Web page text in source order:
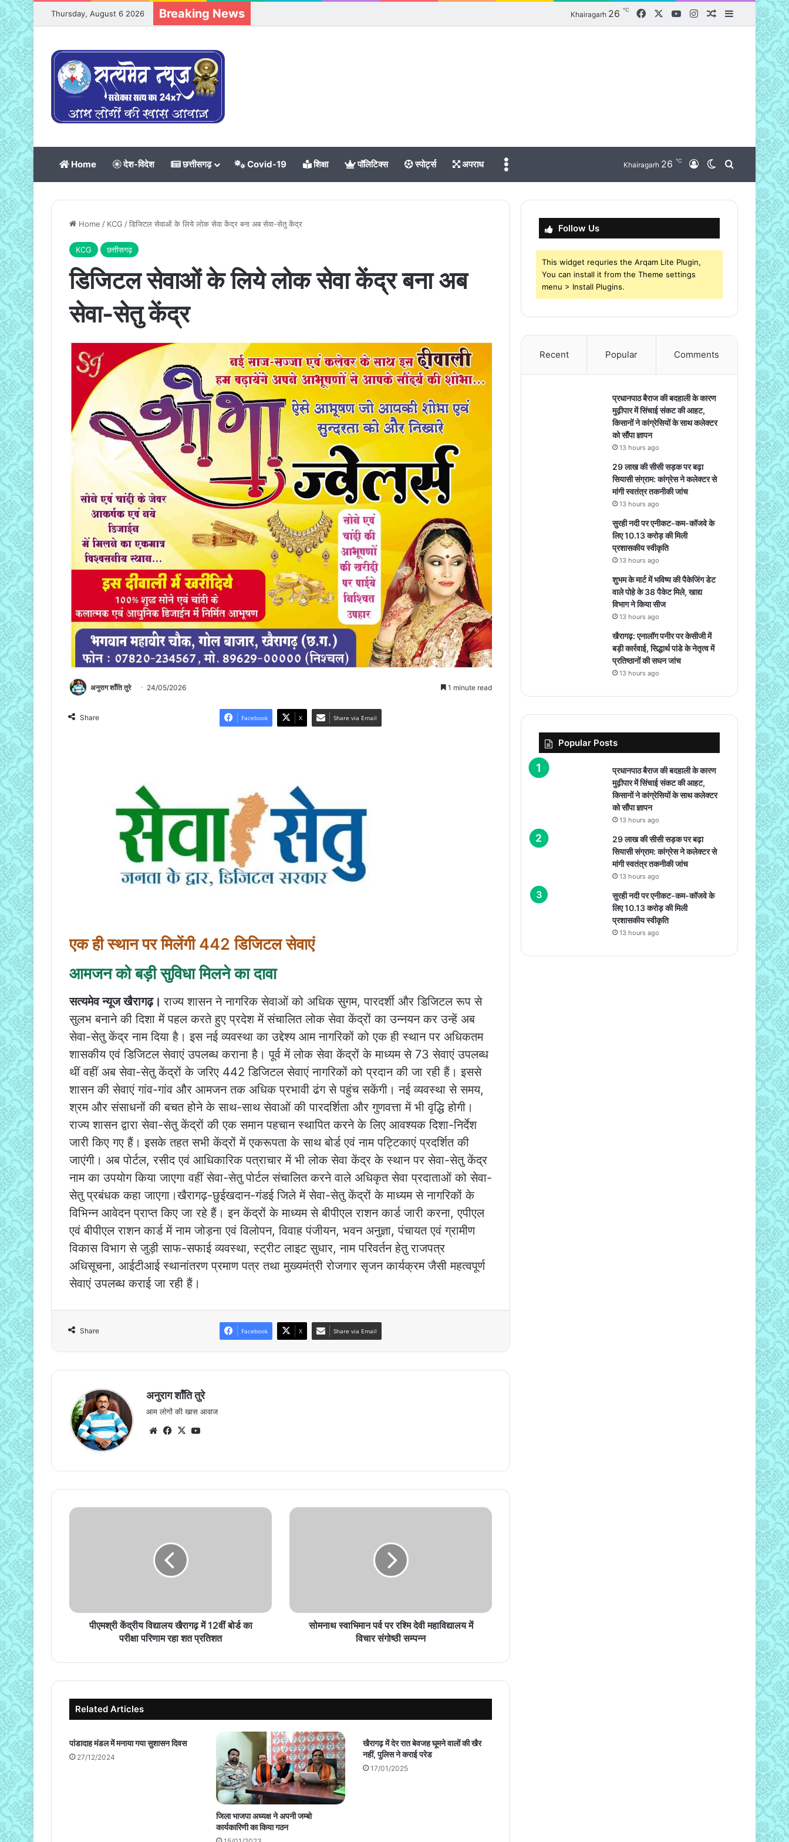
Thursday, August 6 2026 Breaking News Khairagarh 26 ℃ FacebookYouTubeInstagramRandom Article
Sidebar
Home देश-विदेश छत्तीसगढ़ Covid-19 शिक्षा पॉलिटिक्स स्पोर्ट्स अपराध Khairagarh 26 ℃ Log InSwitch skin
Search for
Home / KCG /डिजिटल सेवाओं के लिये लोक सेवा केंद्र बना अब सेवा-सेतु केंद्र
KCG छत्तीसगढ़
डिजिटल सेवाओं के लिये लोक सेवा केंद्र बना अब
सेवा-सेतु केंद्र
अनुराग शाँति तुरे 24/05/2026 1 minute read
Share Facebook X Share via Email
एक ही स्थान पर मिलेंगी 442 डिजिटल सेवाएं
आमजन को बड़ी सुविधा मिलने का दावा
सत्यमेव न्यूज खैरागढ़।राज्य शासन ने नागरिक सेवाओं को अधिक सुगम, पारदर्शी और डिजिटल रूप से
सुलभ बनाने की दिशा में पहल करते हुए प्रदेश में संचालित लोक सेवा केंद्रों का उन्नयन कर उन्हें अब
सेवा-सेतु केंद्र नाम दिया है। इस नई व्यवस्था का उद्देश्य आम नागरिकों को एक ही स्थान पर अधिकतम
शासकीय एवं डिजिटल सेवाएं उपलब्ध कराना है। पूर्व में लोक सेवा केंद्रों के माध्यम से 73 सेवाएं उपलब्ध
थीं वहीं अब सेवा-सेतु केंद्रों के जरिए 442 डिजिटल सेवाएं नागरिकों को प्रदान की जा रही हैं। इससे
शासन की सेवाएं गांव-गांव और आमजन तक अधिक प्रभावी ढंग से पहुंच सकेंगी। नई व्यवस्था से समय,
श्रम और संसाधनों की बचत होने के साथ-साथ सेवाओं की पारदर्शिता और गुणवत्ता में भी वृद्धि होगी।
राज्य शासन द्वारा सेवा-सेतु केंद्रों की एक समान पहचान स्थापित करने के लिए आवश्यक दिशा-निर्देश
जारी किए गए हैं। इसके तहत सभी केंद्रों में एकरूपता के साथ बोर्ड एवं नाम पट्टिकाएं प्रदर्शित की
जाएंगी। अब पोर्टल, रसीद एवं आधिकारिक पत्राचार में भी लोक सेवा केंद्र के स्थान पर सेवा-सेतु केंद्र
नाम का उपयोग किया जाएगा वहीं सेवा-सेतु पोर्टल संचालित करने वाले अधिकृत सेवा प्रदाताओं को सेवा-
सेतु प्रबंधक कहा जाएगा।खैरागढ़-छुईखदान-गंडई जिले में सेवा-सेतु केंद्रों के माध्यम से नागरिकों के
विभिन्न आवेदन प्राप्त किए जा रहे हैं। इन केंद्रों के माध्यम से बीपीएल राशन कार्ड जारी करना, एपीएल
एवं बीपीएल राशन कार्ड में नाम जोड़ना एवं विलोपन, विवाह पंजीयन, भवन अनुज्ञा, पंचायत एवं ग्रामीण
विकास विभाग से जुड़ी साफ-सफाई व्यवस्था, स्ट्रीट लाइट सुधार, नाम परिवर्तन हेतु राजपत्र
अधिसूचना, आईटीआई स्थानांतरण प्रमाण पत्र तथा मुख्यमंत्री रोजगार सृजन कार्यक्रम जैसी महत्वपूर्ण
सेवाएं उपलब्ध कराई जा रही हैं।
Share Facebook X Share via Email
अनुराग शाँति तुरे
आम लोगों की खास आवाज
WebsiteFacebook
X
पीएमश्री
परीक्षा
प्रतिशत
पीएमश्री केंद्रीय विद्यालय खैरागढ़ में 12वीं बोर्ड का
परीक्षा परिणाम रहा शत प्रतिशत
सोमनाथ
विचार
सोमनाथ स्वाभिमान पर्व पर रश्मि देवी महाविद्यालय में
विचार संगोष्ठी सम्पन्न
Related Articles
पांडादाह मंडल में मनाया गया सुशासन दिवस
27/12/2024
जिला भाजपा अध्यक्ष ने अपनी जम्बो
कार्यकारिणी का किया गठन
खैरागढ़ में देर रात बेवजह घूमने वालों की खैर
नहीं, पुलिस ने कराई परेड
17/01/2025
Follow Us
This widget requries the Arqam Lite Plugin,
You can install it from the Theme settings
menu > Install Plugins.
Recent Popular Comments
प्रधानपाठ बैराज की बदहाली के कारण
मुढ़ीपार में सिंचाई संकट की आहट,
किसानों ने कांग्रेसियों के साथ कलेक्टर
को सौंपा ज्ञापन
13 hours ago
29 लाख की सीसी सड़क पर बढ़ा
सियासी संग्राम: कांग्रेस ने कलेक्टर से
मांगी स्वतंत्र तकनीकी जांच
13 hours ago
सुरही नदी पर एनीकट-कम-कॉजवे के
लिए 10.13 करोड़ की मिली
प्रशासकीय स्वीकृति
13 hours ago
शुभम के मार्ट में भविष्य की पैकेजिंग डेट
वाले पोहे के 38 पैकेट मिले, खाद्य
विभाग ने किया सीज
13 hours ago
खैरागढ़: एनालॉग पनीर पर केसीजी में
बड़ी कार्रवाई, सिद्धार्थ पांडे के नेतृत्व में
प्रतिष्ठानों की सघन जांच
13 hours ago
Popular Posts
प्रधानपाठ बैराज की बदहाली के कारण
मुढ़ीपार में सिंचाई संकट की आहट,
किसानों ने कांग्रेसियों के साथ कलेक्टर
को सौंपा ज्ञापन
13 hours ago
29 लाख की सीसी सड़क पर बढ़ा
सियासी संग्राम: कांग्रेस ने कलेक्टर से
मांगी स्वतंत्र तकनीकी जांच
13 hours ago
सुरही नदी पर एनीकट-कम-कॉजवे के
लिए 10.13 करोड़ की मिली
प्रशासकीय स्वीकृति
13 hours ago